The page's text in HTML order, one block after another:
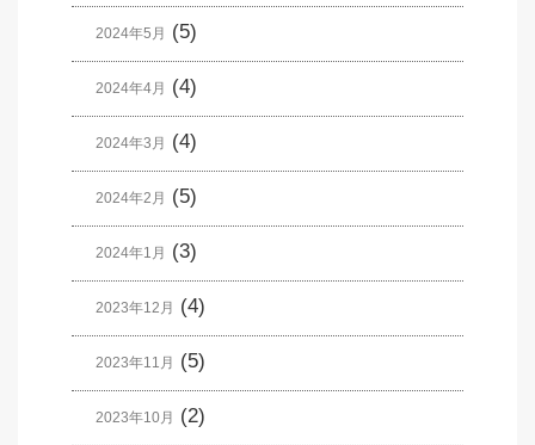
2024年5月 (5)
2024年4月 (4)
2024年3月 (4)
2024年2月 (5)
2024年1月 (3)
2023年12月 (4)
2023年11月 (5)
2023年10月 (2)